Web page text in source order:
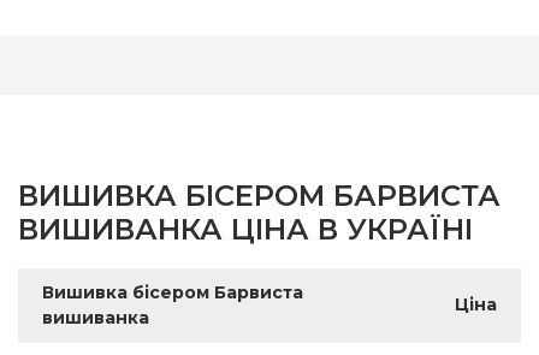
ВИШИВКА БІСЕРОМ БАРВИСТА
ВИШИВАНКА ЦІНА В УКРАЇНІ
Вишивка бісером Барвиста
вишиванка
Ціна